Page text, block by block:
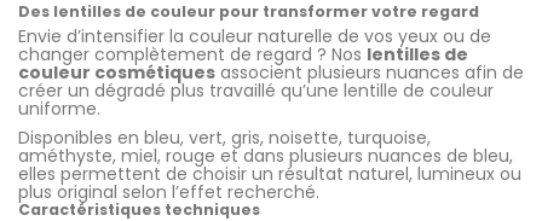
Des lentilles de couleur pour transformer votre regard
Envie d’intensifier la couleur naturelle de vos yeux ou de
changer complètement de regard ? Nos lentilles de
couleur cosmétiques associent plusieurs nuances afin de
créer un dégradé plus travaillé qu’une lentille de couleur
uniforme.
Disponibles en bleu, vert, gris, noisette, turquoise,
améthyste, miel, rouge et dans plusieurs nuances de bleu,
elles permettent de choisir un résultat naturel, lumineux ou
plus original selon l’effet recherché.
Caractéristiques techniques